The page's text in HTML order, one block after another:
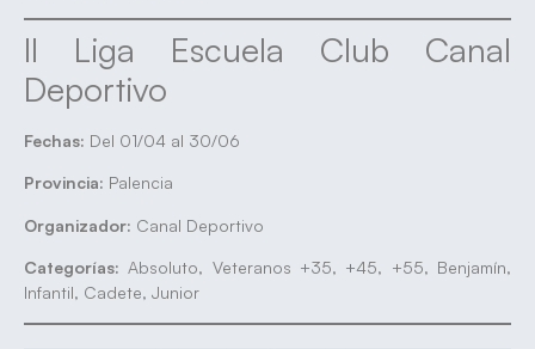
II Liga Escuela Club Canal
Deportivo
Fechas: Del 01/04 al 30/06
Provincia: Palencia
Organizador: Canal Deportivo
Categorías:Absoluto, Veteranos +35, +45, +55, Benjamín,
Infantil, Cadete, Junior